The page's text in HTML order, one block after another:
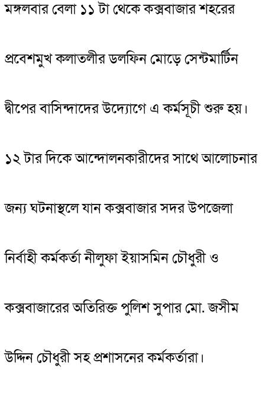
মঙ্গলবার বেলা ১১ টা থেকে কক্সবাজার শহরের
প্রবেশমুখ কলাতলীর ডলফিন মোড়ে সেন্টমার্টিন
দ্বীপের বাসিন্দাদের উদ্যোগে এ কর্মসূচী শুরু হয়।
১২ টার দিকে আন্দোলনকারীদের সাথে আলোচনার
জন্য ঘটনাস্থলে যান কক্সবাজার সদর উপজেলা
নির্বাহী কর্মকর্তা নীলুফা ইয়াসমিন চৌধুরী ও
কক্সবাজারের অতিরিক্ত পুলিশ সুপার মো. জসীম
উদ্দিন চৌধুরী সহ প্রশাসনের কর্মকর্তারা।